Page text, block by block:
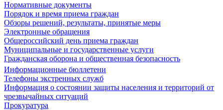
Нормативные документы
Порядок и время приема граждан
Обзоры решений, результаты, принятые меры
Электронные обращения
Общероссийский день приема граждан
Муниципальные и государственные услуги
Гражданская оборона и общественная безопасность
Информационные бюллетени
Телефоны экстренных служб
Информация о состоянии защиты населения и территорий от
чрезвычайных ситуаций
Прокуратура